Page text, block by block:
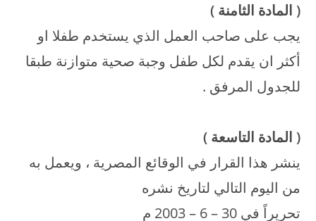
( المادة الثامنة )
يجب على صاحب العمل الذي يستخدم طفلا او
أكثر ان يقدم لكل طفل وجبة صحية متوازنة طبقا
للجدول المرفق .
( المادة التاسعة )
ينشر هذا القرار في الوقائع المصرية ، ويعمل به
من اليوم التالي لتاريخ نشره
تحريراً في 30 – 6 – 2003 م